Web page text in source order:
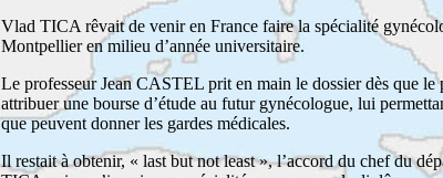
Vlad TICA rêvait de venir en France faire la spécialité
Montpellier en milieu d’année universitaire.
Le professeur Jean CASTEL prit en main le dossier dès que
attribuer une bourse d’étude au futur gynécologue, lui
que peuvent donner les gardes médicales.
Il restait à obtenir, « last but not least », l’accord du chef du